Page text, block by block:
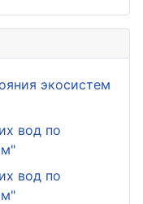
экосистем
вод по
вод по